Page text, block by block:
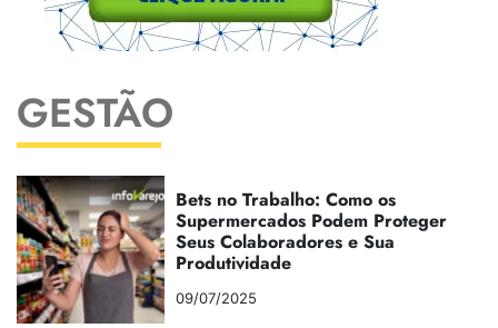
GESTÃO
Bets no Trabalho: Como os
Supermercados Podem Proteger
Seus Colaboradores e Sua
Produtividade
09/07/2025